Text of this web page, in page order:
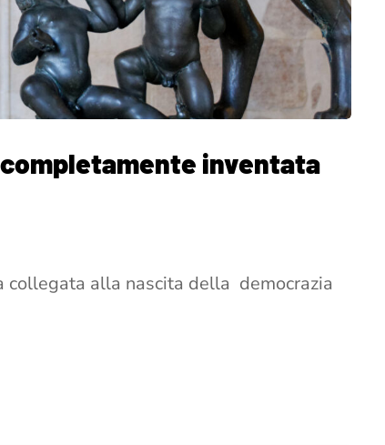
inventata
collegata alla nascita della democrazia